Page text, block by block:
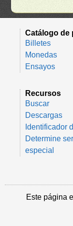
Catálogo de
Billetes
Monedas
Ensayos
Recursos
Buscar
Descargas
Identificador
Determine
especial
Este página